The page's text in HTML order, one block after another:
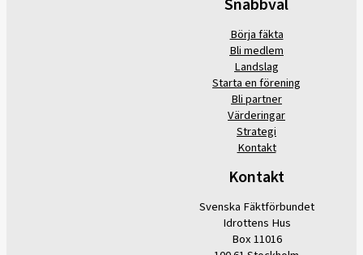
Börja fäkta
Bli medlem
Landslag
Starta en förening
Bli partner
Värderingar
Strategi
Kontakt
Kontakt
Svenska Fäktförbundet
Idrottens Hus
Box 11016